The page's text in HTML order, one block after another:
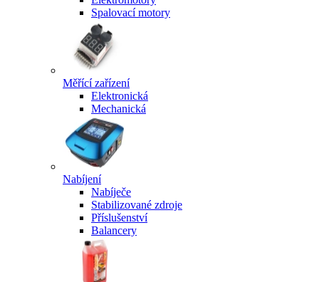
Spalovací motory
Měřící zařízení
Elektronická
Mechanická
Nabíjení
Nabíječe
Stabilizované zdroje
Příslušenství
Balancery